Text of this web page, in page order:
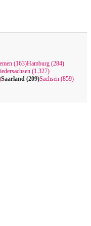
(163)Hamburg (284)
(1.327)
Saarland (209)Sachsen (859)